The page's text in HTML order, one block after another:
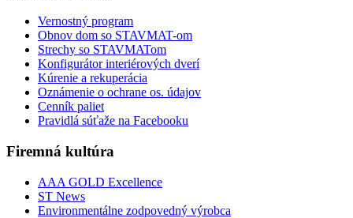
Vernostný program
Obnov dom so STAVMAT-om
Strechy so STAVMATom
Konfigurátor interiérových dverí
Kúrenie a rekuperácia
Oznámenie o ochrane os. údajov
Cenník paliet
Pravidlá súťaže na Facebooku
Firemná kultúra
AAA GOLD Excellence
ST News
Environmentálne zodpovedný výrobca